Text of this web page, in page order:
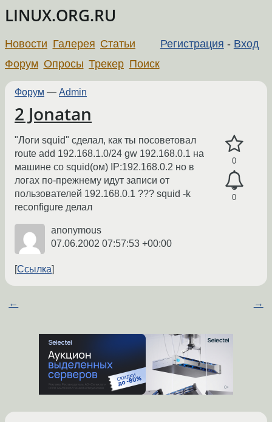
LINUX.ORG.RU
Регистрация - Вход
Новости Галерея Статьи
Форум Опросы Трекер Поиск
Форум — Admin
2 Jonatan
0
0
"Логи squid" сделал, как ты посоветовал
route add 192.168.1.0/24 gw 192.168.0.1 на
машине со squid(ом) IP:192.168.0.2 но в
логах по-прежнему идут записи от
пользователей 192.168.0.1 ??? squid -k
reconfigure делал
anonymous
07.06.2002 07:57:53 +00:00
Ссылка
← →